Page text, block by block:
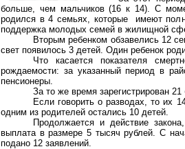
больше, чем мальчиков (16 к 14). С
родился в 4 семьях, которые имеют
поддержка молодых семей в жилищной
Вторым ребенком обзавелись 12
свет появилось 3 детей. Один ребенок
Что касается показателя
рождаемости: за указанный период в
пенсионеры.
За то же время зарегистрирован
Если говорить о разводах, то их
одним из родителей остались 10 детей.
Продолжается и действие
выплата в размере 5 тысяч рублей. С
подано 12 заявлений.